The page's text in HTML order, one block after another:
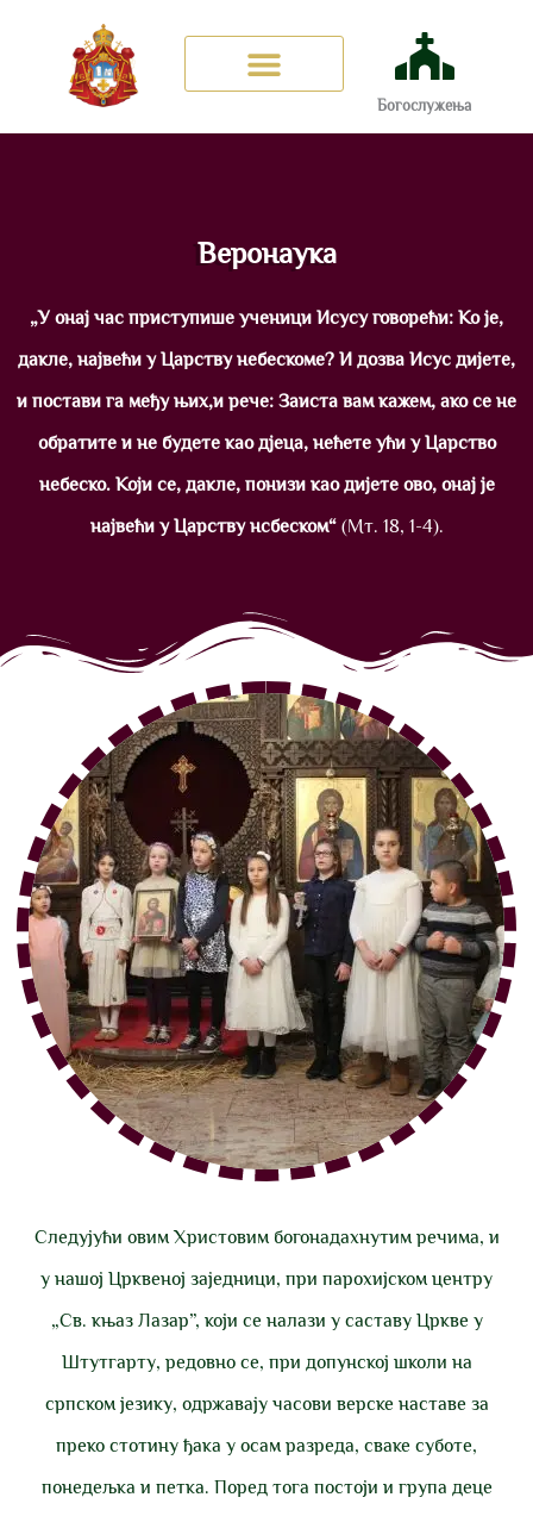
Богослужења
Веронаука
„У онај час приступише ученици Исусу говорећи: Ко је,
дакле, највећи у Царству небескоме? И дозва Исус дијете,
и постави га међу њих,и рече: Заиста вам кажем, ако се не
обратите и не будете као дјеца, нећете ући у Царство
небеско. Који се, дакле, понизи као дијете ово, онај је
највећи у Царству нсбеском“ (Мт. 18, 1-4).
Следујући овим Христовим богонадахнутим речима, и
у нашој Црквеној заједници, при парохијском центру
„Св. књаз Лазар”, који се налази у саставу Цркве у
Штутгарту, редовно се, при допунској школи на
српском језику, одржавају часови верске наставе за
преко стотину ђака у осам разреда, сваке суботе,
понедељка и петка. Поред тога постоји и група деце